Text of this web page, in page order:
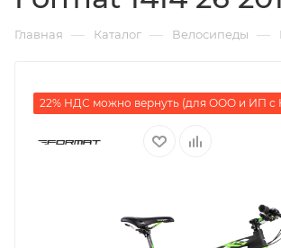
Главная — Каталог — Велосипеды —
22% НДС можно вернуть (для ООО и ИП с